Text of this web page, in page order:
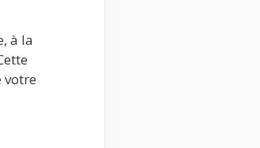
à la
votre